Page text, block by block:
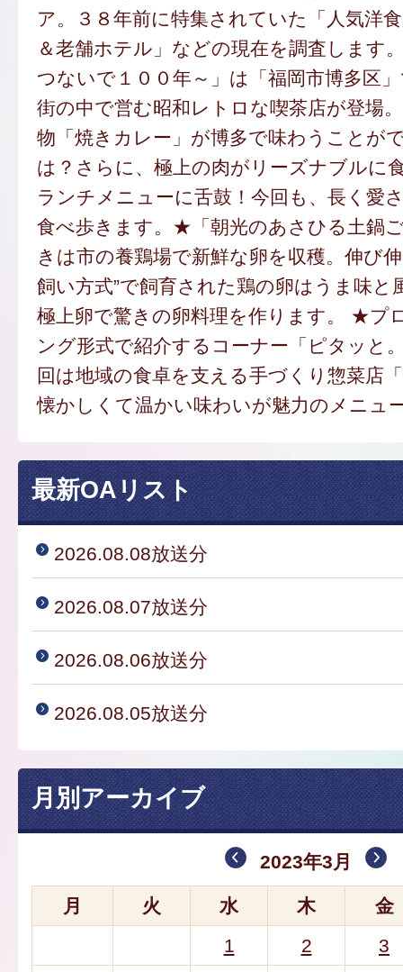
ア。３８年前に特集されていた「人気洋
＆老舗ホテル」などの現在を調査します
つないで１００年～」は「福岡市博多区
街の中で営む昭和レトロな喫茶店が登場
物「焼きカレー」が博多で味わうことが
は？さらに、極上の肉がリーズナブルに
ランチメニューに舌鼓！今回も、長く愛
食べ歩きます。★「朝光のあさひる土鍋
きは市の養鶏場で新鮮な卵を収穫。伸び
飼い方式”で飼育された鶏の卵はうま味と
極上卵で驚きの卵料理を作ります。 ★プ
ング形式で紹介するコーナー「ピタッと
回は地域の食卓を支える手づくり惣菜店
懐かしくて温かい味わいが魅力のメニュ
最新OAリスト
2026.08.08放送分
2026.08.07放送分
2026.08.06放送分
2026.08.05放送分
月別アーカイブ
2023年3月
月 火 水 木
金
1
2
3